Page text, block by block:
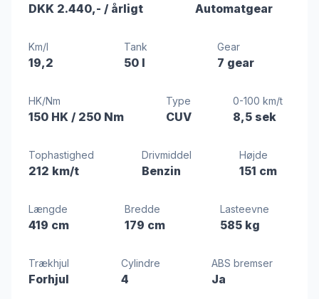
DKK 2.440,- / årligt Automatgear
Km/l
19,2
Tank
50 l
Gear
7 gear
HK/Nm
150 HK / 250 Nm
Type
CUV
0-100 km/t
8,5 sek
Tophastighed
212 km/t
Drivmiddel
Benzin
Højde
151 cm
Længde
419 cm
Bredde
179 cm
Lasteevne
585 kg
Trækhjul
Forhjul
Cylindre
4
ABS bremser
Ja